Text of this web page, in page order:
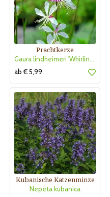
Prachtkerze
Gaura lindheimeri 'Whirling Butterflies'
ab € 5,99
Kubanische Katzenminze
Nepeta kubanica